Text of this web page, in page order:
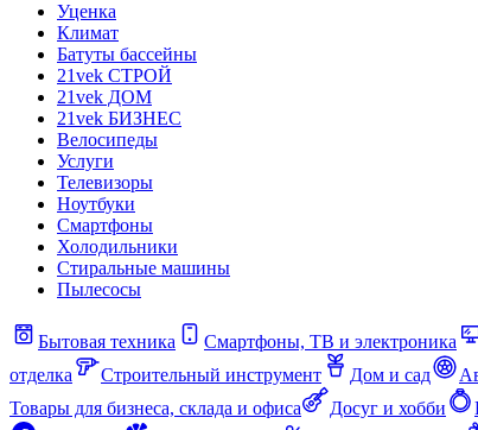
Уценка
Климат
Батуты бассейны
21vek СТРОЙ
21vek ДОМ
21vek БИЗНЕС
Велосипеды
Услуги
Телевизоры
Ноутбуки
Смартфоны
Холодильники
Стиральные машины
Пылесосы
Бытовая техника Смартфоны, ТВ и электроника
отделка
Строительный инструмент Дом и сад
Товары для бизнеса, склада и офиса
Досуг и хобби